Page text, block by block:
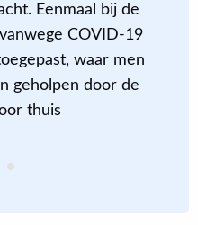
Eenmaal bij de
COVID-19
waar men
geholpen door de
thuis